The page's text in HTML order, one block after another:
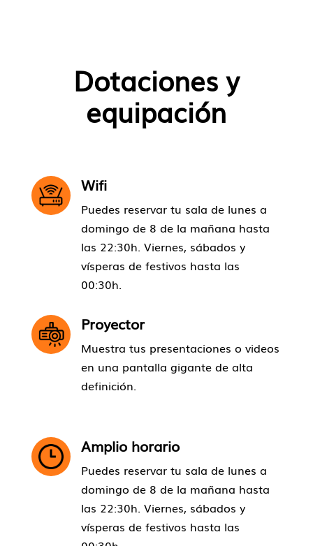
Dotaciones y
equipación
Wifi
Puedes reservar tu sala de lunes a
domingo de 8 de la mañana hasta
las 22:30h. Viernes, sábados y
vísperas de festivos hasta las
00:30h.
Proyector
Muestra tus presentaciones o videos
en una pantalla gigante de alta
definición.
Amplio horario
Puedes reservar tu sala de lunes a
domingo de 8 de la mañana hasta
las 22:30h. Viernes, sábados y
vísperas de festivos hasta las